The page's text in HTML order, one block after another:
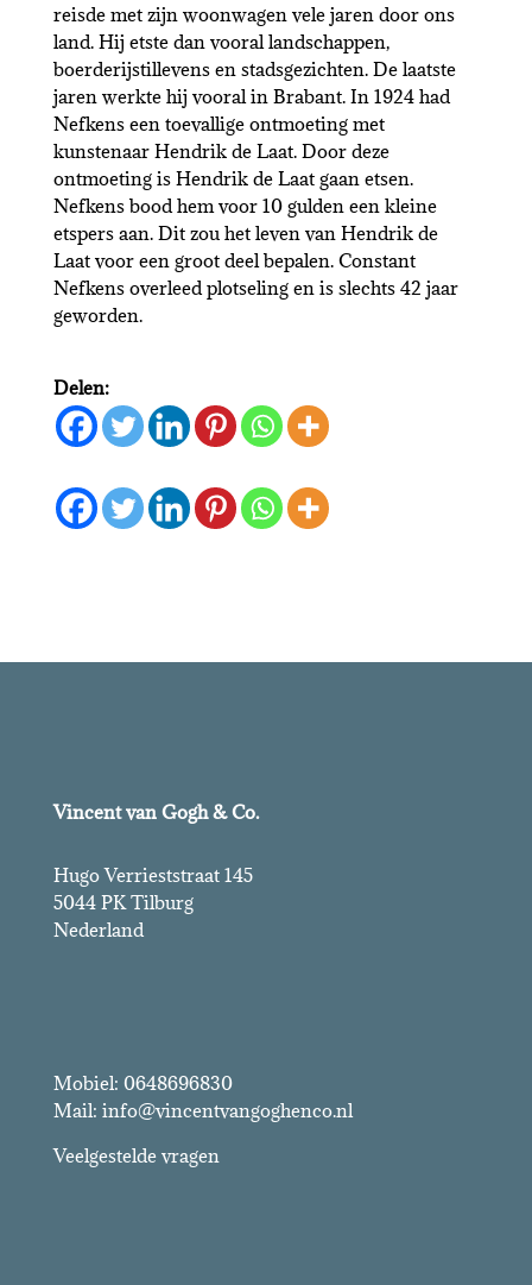
reisde met zijn woonwagen vele jaren door ons
land. Hij etste dan vooral landschappen,
boerderijstillevens en stadsgezichten. De laatste
jaren werkte hij vooral in Brabant. In 1924 had
Nefkens een toevallige ontmoeting met
kunstenaar Hendrik de Laat. Door deze
ontmoeting is Hendrik de Laat gaan etsen.
Nefkens bood hem voor 10 gulden een kleine
etspers aan. Dit zou het leven van Hendrik de
Laat voor een groot deel bepalen. Constant
Nefkens overleed plotseling en is slechts 42 jaar
geworden.
Delen:
Vincent van Gogh & Co.
Hugo Verrieststraat 145
5044 PK Tilburg
Nederland
Mobiel: 0648696830
Mail: info@vincentvangoghenco.nl
Veelgestelde vragen